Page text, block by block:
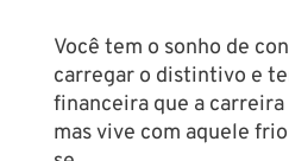
Você tem o sonho de
carregar o distintivo e
financeira que a
mas vive com aquele